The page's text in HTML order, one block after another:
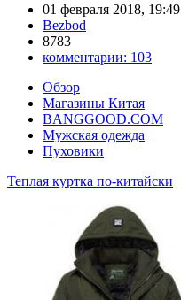
01 февраля 2018, 19:49
Bezbod
8783
комментарии: 103
Обзор
Магазины Китая
BANGGOOD.COM
Мужская одежда
Пуховики
Теплая куртка по-китайски